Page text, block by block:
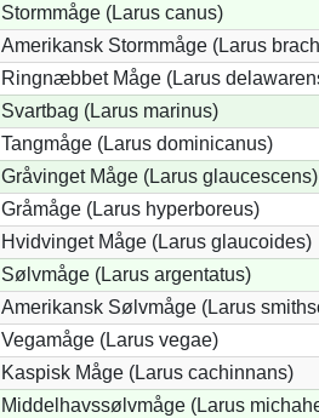
Stormmåge (Larus canus)
Amerikansk Stormmåge (Larus
Ringnæbbet Måge (Larus
Svartbag (Larus marinus)
Tangmåge (Larus dominicanus)
Gråvinget Måge (Larus glaucescens)
Gråmåge (Larus hyperboreus)
Hvidvinget Måge (Larus glaucoides)
Sølvmåge (Larus argentatus)
Amerikansk Sølvmåge (Larus
Vegamåge (Larus vegae)
Kaspisk Måge (Larus cachinnans)
Middelhavssølvmåge (Larus